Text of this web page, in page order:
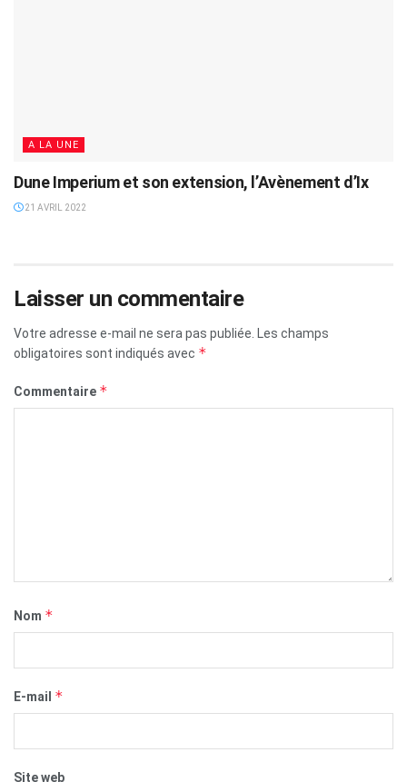
A LA UNE
Dune Imperium et son extension, l’Avènement d’Ix
21 AVRIL 2022
Laisser un commentaire
Votre adresse e-mail ne sera pas publiée.
Les champs
obligatoires sont indiqués avec *
Commentaire *
Nom *
E-mail *
Site web